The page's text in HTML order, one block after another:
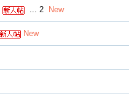
... 2 New
New